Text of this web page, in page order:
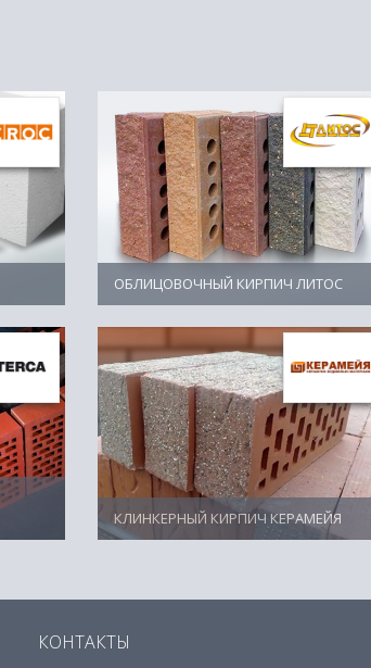
ОБЛИЦОВОЧНЫЙ КИРПИЧ ЛИТОС
КЛИНКЕРНЫЙ КИРПИЧ КЕРАМЕЙЯ
КОНТАКТЫ